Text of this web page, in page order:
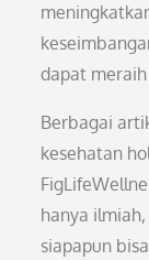
dapat
Berbagai
kesehatan
hanya
siapapun